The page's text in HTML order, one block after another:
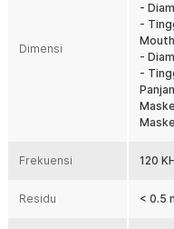
Tersedia varian dengan
Varian baterai nebulizer
praktis digunakan tanpa
tetap bisa digunakan
maksimal sesuai kebutuhan
Desain Portable & Travel
Ukuran ringkas dan ringan
saat dibawa. Ideal untuk
Dimensi
-
-
-
-
Frekuensi 120
Residu < 0.5